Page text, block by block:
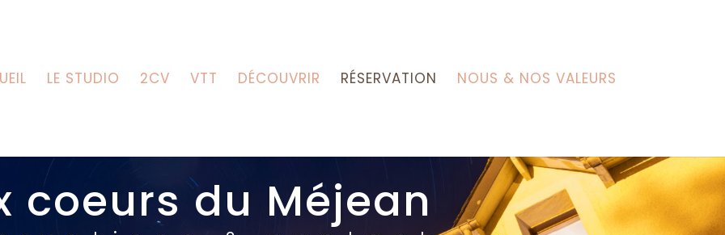
LE STUDIO 2CV VTT DÉCOUVRIR RÉSERVATION NOUS & NOS VALEURS
coeurs du Méjean